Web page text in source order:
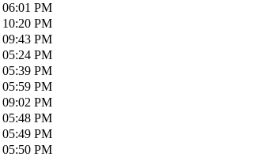
06:01 PM
10:20 PM
09:43 PM
05:24 PM
05:39 PM
05:59 PM
09:02 PM
05:48 PM
05:49 PM
05:50 PM